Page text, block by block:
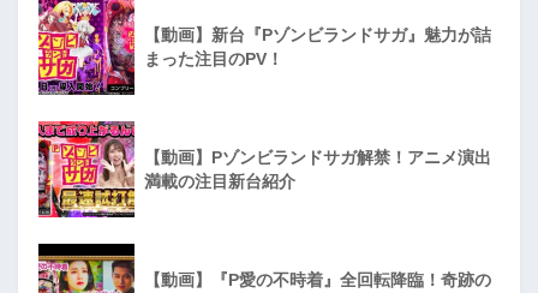
【動画】新台『Pゾンビランドサガ』魅力が詰
まった注目のPV！
【動画】Pゾンビランドサガ解禁！アニメ演出
満載の注目新台紹介
【動画】『P愛の不時着』全回転降臨！奇跡の